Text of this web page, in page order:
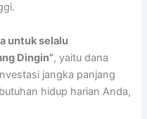
untuk selalu
Dingin”, yaitu dana
jangka panjang
hidup harian Anda,